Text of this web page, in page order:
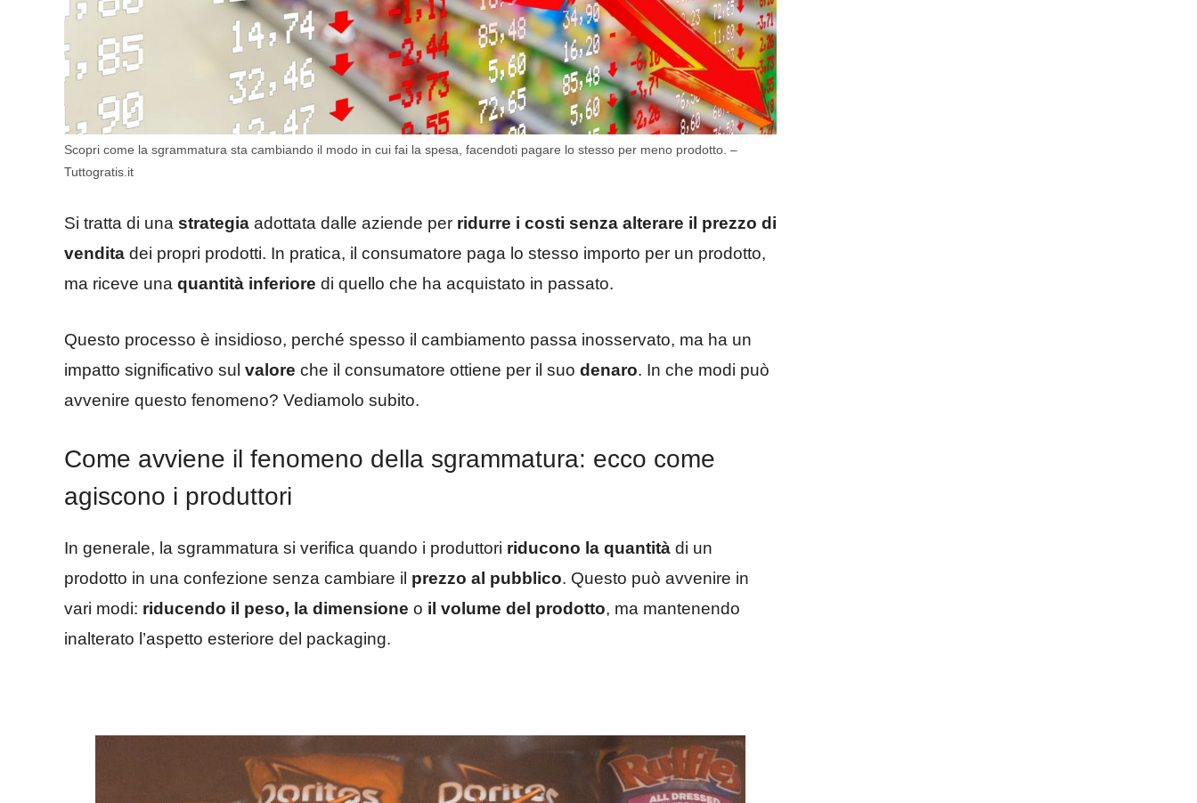
Scopri come la sgrammatura sta cambiando il modo in cui fai la spesa, facendoti pagare lo stesso per meno prodotto. –
Tuttogratis.it
Si tratta di una strategia adottata dalle aziende per ridurre i costi senza alterare il prezzo di
vendita dei propri prodotti. In pratica, il consumatore paga lo stesso importo per un prodotto,
ma riceve una quantità inferiore di quello che ha acquistato in passato.
Questo processo è insidioso, perché spesso il cambiamento passa inosservato, ma ha un
impatto significativo sul valore che il consumatore ottiene per il suo denaro. In che modi può
avvenire questo fenomeno? Vediamolo subito.
Come avviene il fenomeno della sgrammatura: ecco come
agiscono i produttori
In generale, la sgrammatura si verifica quando i produttori riducono la quantità di un
prodotto in una confezione senza cambiare il prezzo al pubblico. Questo può avvenire in
vari modi: riducendo il peso, la dimensione o il volume del prodotto, ma mantenendo
inalterato l’aspetto esteriore del packaging.